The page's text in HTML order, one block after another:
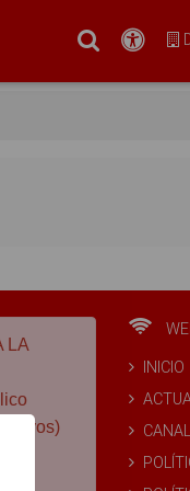
Buscar
LA
INICIO